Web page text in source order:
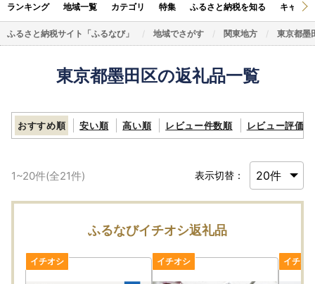
ランキング 地域一覧 カテゴリ 特集 ふるさと納税を知る キャン
ふるさと納税サイト「ふるなび」 地域でさがす 関東地方 東京都墨
東京都墨田区の返礼品一覧
おすすめ順 安い順 高い順 レビュー件数順 レビュー評価順
1~20件(全21件) 表示切替：
ふるなびイチオシ返礼品